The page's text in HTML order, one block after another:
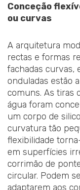
Conceção
ou curvas
A arquitetura
rectas e formas
fachadas curvas,
onduladas estão
comuns. As tiras
água foram
um corpo de
curvatura tão
flexibilidade
em superfícies
corrimão de
circular. Podem
adaptarem aos